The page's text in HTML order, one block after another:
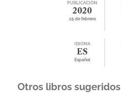
PUBLICACIÓN
2020
25 de febrero
IDIOMA
ES
Español
Otros libros sugeridos